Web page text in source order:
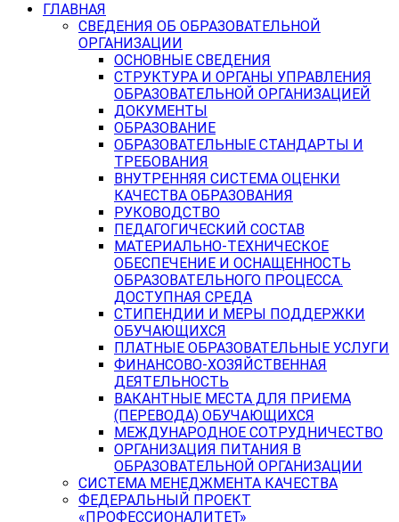
ГЛАВНАЯ
СВЕДЕНИЯ ОБ ОБРАЗОВАТЕЛЬНОЙ
ОРГАНИЗАЦИИ
ОСНОВНЫЕ СВЕДЕНИЯ
СТРУКТУРА И ОРГАНЫ УПРАВЛЕНИЯ
ОБРАЗОВАТЕЛЬНОЙ ОРГАНИЗАЦИЕЙ
ДОКУМЕНТЫ
ОБРАЗОВАНИЕ
ОБРАЗОВАТЕЛЬНЫЕ СТАНДАРТЫ И
ТРЕБОВАНИЯ
ВНУТРЕННЯЯ СИСТЕМА ОЦЕНКИ
КАЧЕСТВА ОБРАЗОВАНИЯ
РУКОВОДСТВО
ПЕДАГОГИЧЕСКИЙ СОСТАВ
МАТЕРИАЛЬНО-ТЕХНИЧЕСКОЕ
ОБЕСПЕЧЕНИЕ И ОСНАЩЕННОСТЬ
ОБРАЗОВАТЕЛЬНОГО ПРОЦЕССА.
ДОСТУПНАЯ СРЕДА
СТИПЕНДИИ И МЕРЫ ПОДДЕРЖКИ
ОБУЧАЮЩИХСЯ
ПЛАТНЫЕ ОБРАЗОВАТЕЛЬНЫЕ УСЛУГИ
ФИНАНСОВО-ХОЗЯЙСТВЕННАЯ
ДЕЯТЕЛЬНОСТЬ
ВАКАНТНЫЕ МЕСТА ДЛЯ ПРИЕМА
(ПЕРЕВОДА) ОБУЧАЮЩИХСЯ
МЕЖДУНАРОДНОЕ СОТРУДНИЧЕСТВО
ОРГАНИЗАЦИЯ ПИТАНИЯ В
ОБРАЗОВАТЕЛЬНОЙ ОРГАНИЗАЦИИ
СИСТЕМА МЕНЕДЖМЕНТА КАЧЕСТВА
ФЕДЕРАЛЬНЫЙ ПРОЕКТ
«ПРОФЕССИОНАЛИТЕТ»